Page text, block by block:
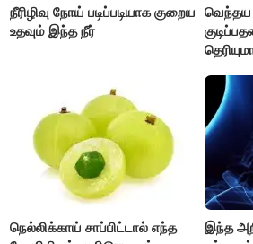
நீரிழிவு நோய் படிப்படியாக குறைய
உதவும் இந்த நீர்
வெந்தய
நெல்லிக்காய் சாப்பிட்டால் எந்த
இந்த